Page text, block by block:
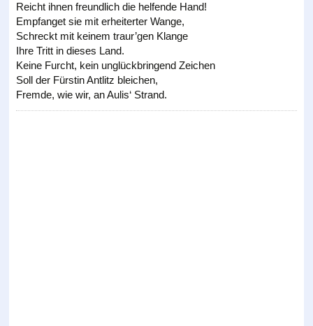
Reicht ihnen freundlich die helfende Hand!
Empfanget sie mit erheiterter Wange,
Schreckt mit keinem traur’gen Klange
Ihre Tritt in dieses Land.
Keine Furcht, kein unglückbringend Zeichen
Soll der Fürstin Antlitz bleichen,
Fremde, wie wir, an Aulis‘ Strand.